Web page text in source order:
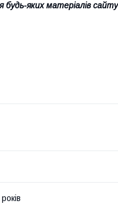
будь-яких матеріалів